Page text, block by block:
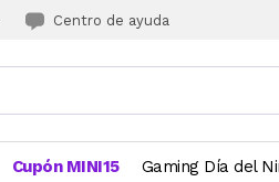
Centro de ayuda
Cupón MINI15 Gaming Día del